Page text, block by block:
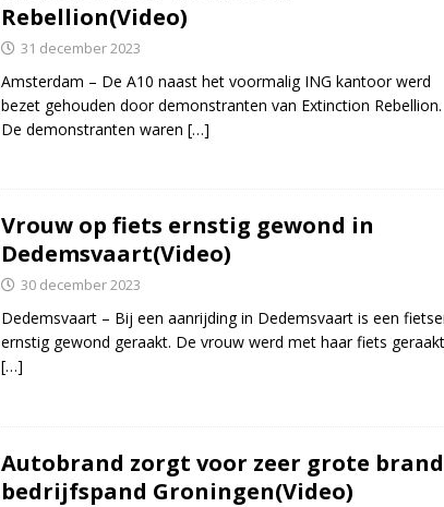
Rebellion(Video)
31 december 2023
Amsterdam – De A10 naast het voormalig ING kantoor werd
bezet gehouden door demonstranten van Extinction Rebellion.
De demonstranten waren […]
Vrouw op fiets ernstig gewond in
Dedemsvaart(Video)
30 december 2023
Dedemsvaart – Bij een aanrijding in Dedemsvaart is een
ernstig gewond geraakt. De vrouw werd met haar fiets geraakt
[…]
Autobrand zorgt voor zeer grote brand
bedrijfspand Groningen(Video)